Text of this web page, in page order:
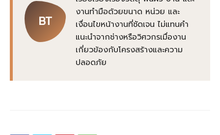
BT
งานทำมือด้วยขนาด หน่วย และ
เงื่อนไขหน้างานที่ชัดเจน ไม่แทนคำ
แนะนำจากช่างหรือวิศวกรเมื่องาน
เกี่ยวข้องกับโครงสร้างและความ
ปลอดภัย